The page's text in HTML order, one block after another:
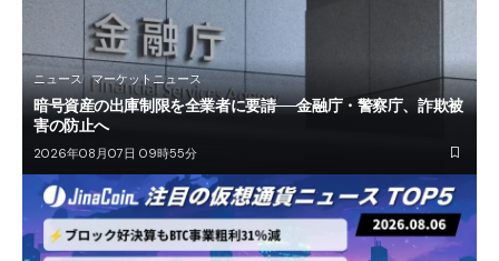
ニュース マーケットニュース
暗号資産の出庫制限を全業者に要請──金融庁・警察庁、詐欺被
害の防止へ
2026年08月07日 09時55分